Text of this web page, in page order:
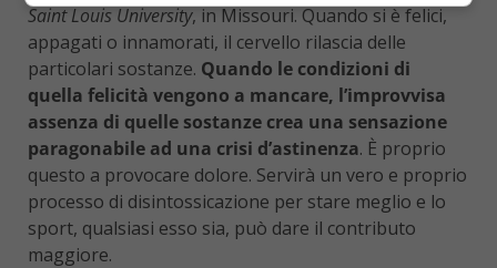
Saint Louis University, in Missouri. Quando si è felici,
appagati o innamorati, il cervello rilascia delle
particolari sostanze. Quando le condizioni di
quella felicità vengono a mancare, l’improvvisa
assenza di quelle sostanze crea una sensazione
paragonabile ad una crisi d’astinenza. È proprio
questo a provocare dolore. Servirà un vero e proprio
processo di disintossicazione per stare meglio e lo
sport, qualsiasi esso sia, può dare il contributo
maggiore.